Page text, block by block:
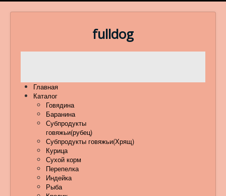
fulldog
Главная
Каталог
Говядина
Баранина
Субпродукты
говяжьи(рубец)
Субпродукты говяжьи(Хрящ)
Курица
Сухой корм
Перепелка
Индейка
Рыба